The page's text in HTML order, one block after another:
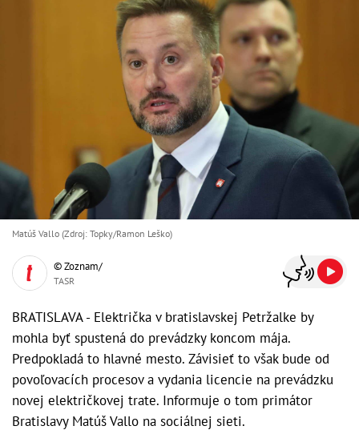
Matúš Vallo (Zdroj: Topky/Ramon Leško)
© Zoznam/
TASR
BRATISLAVA - Električka v bratislavskej Petržalke by
mohla byť spustená do prevádzky koncom mája.
Predpokladá to hlavné mesto. Závisieť to však bude od
povoľovacích procesov a vydania licencie na prevádzku
novej električkovej trate. Informuje o tom primátor
Bratislavy Matúš Vallo na sociálnej sieti.